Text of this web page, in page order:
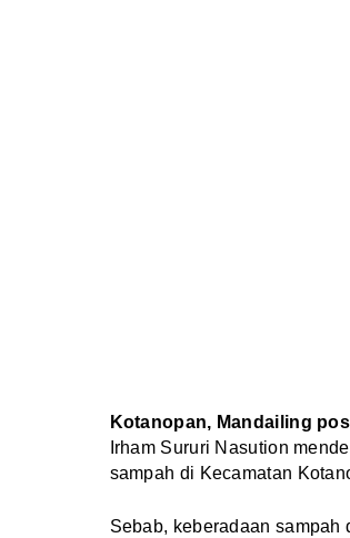
Kotanopan, Mandailing
Irham Sururi Nasution
sampah di Kecamatan
Sebab, keberadaan